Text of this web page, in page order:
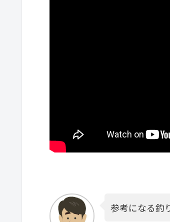
参考になる釣